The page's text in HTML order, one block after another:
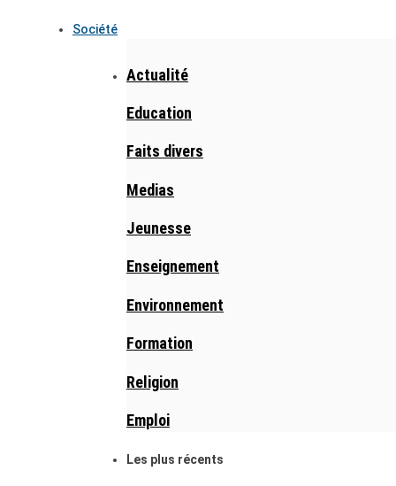
Société
Actualité
Education
Faits divers
Medias
Jeunesse
Enseignement
Environnement
Formation
Religion
Emploi
Les plus récents